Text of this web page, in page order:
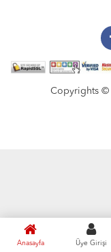
Anasayfa Üye Girişi
Copyrights ©